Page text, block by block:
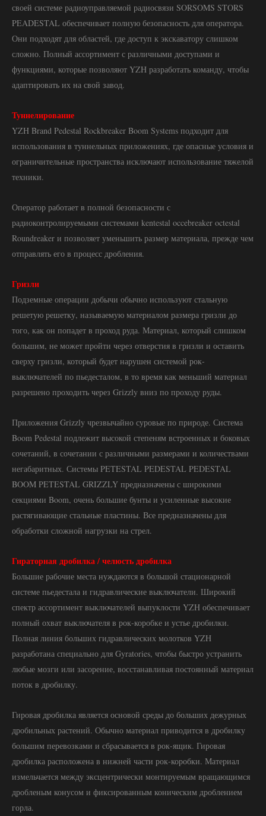
своей системе радиоуправляемой радиосвязи SORSOMS STORS
PEADESTAL обеспечивает полную безопасность для оператора.
Они подходят для областей, где доступ к экскаватору слишком
сложно. Полный ассортимент с различными доступами и
функциями, которые позволяют YZH разработать команду, чтобы
адаптировать их на свой завод.
Туннелирование
YZH Brand Pedestal Rockbreaker Boom Systems подходит для
использования в туннельных приложениях, где опасные условия и
ограничительные пространства исключают использование тяжелой
техники.
Оператор работает в полной безопасности с
радиоконтролируемыми системами kentestal occebreaker octestal
Roundreaker и позволяет уменьшить размер материала, прежде чем
отправлять его в процесс дробления.
Гризли
Подземные операции добычи обычно используют стальную
решетую решетку, называемую материалом размера гризли до
того, как он попадет в проход руда. Материал, который слишком
большим, не может пройти через отверстия в гризли и оставить
сверху гризли, который будет нарушен системой рок-
выключателей по пьедесталом, в то время как меньший материал
разрешено проходить через Grizzly вниз по проходу руды.
Приложения Grizzly чрезвычайно суровые по природе. Система
Boom Pedestal подлежит высокой степеням встроенных и боковых
сочетаний, в сочетании с различными размерами и количествами
негабаритных. Системы PETESTAL PEDESTAL PEDESTAL
BOOM PETESTAL GRIZZLY предназначены с широкими
секциями Boom, очень большие бунты и усиленные высокие
растягивающие стальные пластины. Все предназначены для
обработки сложной нагрузки на стрел.
Гираторная дробилка / челюсть дробилка
Большие рабочие места нуждаются в большой стационарной
системе пьедестала и гидравлические выключатели. Широкий
спектр ассортимент выключателей выпуклости YZH обеспечивает
полный охват выключателя в рок-коробке и устье дробилки.
Полная линия больших гидравлических молотков YZH
разработана специально для Gyratories, чтобы быстро устранить
любые мозги или засорение, восстанавливая постоянный материал
поток в дробилку.
Гировая дробилка является основой среды до больших дежурных
дробильных растений. Обычно материал приводится в дробилку
большим перевозками и сбрасывается в рок-ящик. Гировая
дробилка расположена в нижней части рок-коробки. Материал
измельчается между эксцентрически монтируемым вращающимся
дробленым конусом и фиксированным коническим дроблением
горла.